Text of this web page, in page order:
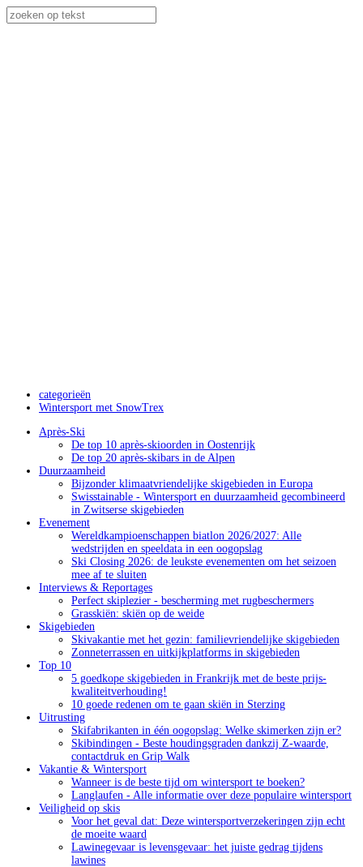
categorieën
Wintersport met SnowTrex
Après-Ski
De top 10 après-skioorden in Oostenrijk
De top 20 après-skibars in de Alpen
Duurzaamheid
Bijzonder klimaatvriendelijke skigebieden in Europa
Swisstainable - Wintersport en duurzaamheid gecombineerd
in Zwitserse skigebieden
Evenement
Wereldkampioenschappen biatlon 2026/2027: Alle
wedstrijden en speeldata in een oogopslag
Ski Closing 2026: de leukste evenementen om het seizoen
mee af te sluiten
Interviews & Reportages
Perfect skiplezier - bescherming met rugbeschermers
Grasskiën: skiën op de weide
Skigebieden
Skivakantie met het gezin: familievriendelijke skigebieden
Zonneterrassen en uitkijkplatforms in skigebieden
Top 10
5 goedkope skigebieden in Frankrijk met de beste prijs-
kwaliteitverhouding!
10 goede redenen om te gaan skiën in Sterzing
Uitrusting
Skifabrikanten in één oogopslag: Welke skimerken zijn er?
Skibindingen - Beste houdingsgraden dankzij Z-waarde,
contactdruk en Grip Walk
Vakantie & Wintersport
Wanneer is de beste tijd om wintersport te boeken?
Langlaufen - Alle informatie over deze populaire wintersport
Veiligheid op skis
Voor het geval dat: Deze wintersportverzekeringen zijn echt
de moeite waard
Lawinegevaar is levensgevaar: het juiste gedrag tijdens
lawines